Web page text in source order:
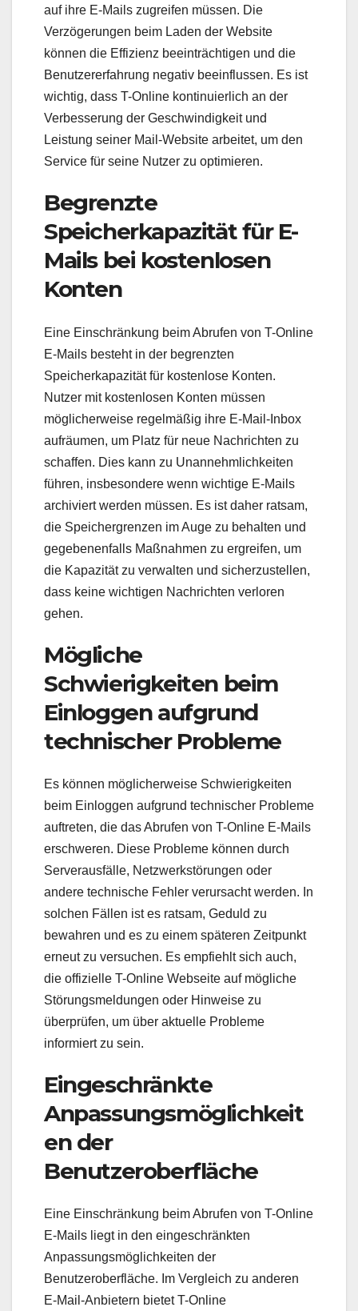
auf ihre E-Mails zugreifen müssen. Die
Verzögerungen beim Laden der Website
können die Effizienz beeinträchtigen und die
Benutzererfahrung negativ beeinflussen. Es ist
wichtig, dass T-Online kontinuierlich an der
Verbesserung der Geschwindigkeit und
Leistung seiner Mail-Website arbeitet, um den
Service für seine Nutzer zu optimieren.
Begrenzte
Speicherkapazität für E-
Mails bei kostenlosen
Konten
Eine Einschränkung beim Abrufen von T-Online
E-Mails besteht in der begrenzten
Speicherkapazität für kostenlose Konten.
Nutzer mit kostenlosen Konten müssen
möglicherweise regelmäßig ihre E-Mail-Inbox
aufräumen, um Platz für neue Nachrichten zu
schaffen. Dies kann zu Unannehmlichkeiten
führen, insbesondere wenn wichtige E-Mails
archiviert werden müssen. Es ist daher ratsam,
die Speichergrenzen im Auge zu behalten und
gegebenenfalls Maßnahmen zu ergreifen, um
die Kapazität zu verwalten und sicherzustellen,
dass keine wichtigen Nachrichten verloren
gehen.
Mögliche
Schwierigkeiten beim
Einloggen aufgrund
technischer Probleme
Es können möglicherweise Schwierigkeiten
beim Einloggen aufgrund technischer Probleme
auftreten, die das Abrufen von T-Online E-Mails
erschweren. Diese Probleme können durch
Serverausfälle, Netzwerkstörungen oder
andere technische Fehler verursacht werden. In
solchen Fällen ist es ratsam, Geduld zu
bewahren und es zu einem späteren Zeitpunkt
erneut zu versuchen. Es empfiehlt sich auch,
die offizielle T-Online Webseite auf mögliche
Störungsmeldungen oder Hinweise zu
überprüfen, um über aktuelle Probleme
informiert zu sein.
Eingeschränkte
Anpassungsmöglichkeit
en der
Benutzeroberfläche
Eine Einschränkung beim Abrufen von T-Online
E-Mails liegt in den eingeschränkten
Anpassungsmöglichkeiten der
Benutzeroberfläche. Im Vergleich zu anderen
E-Mail-Anbietern bietet T-Online